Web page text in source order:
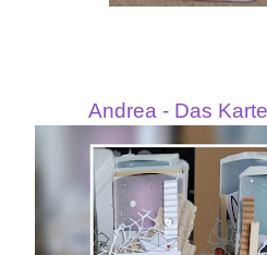
Andrea - Das